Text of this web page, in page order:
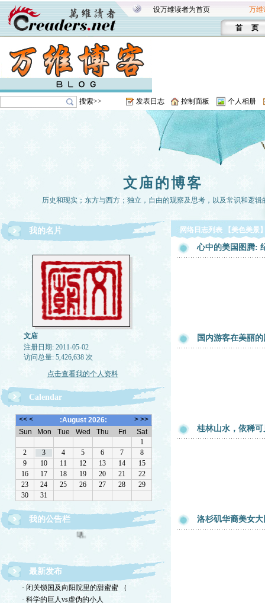
设万维读者为首页 万维
首 页
搜索>> 发表日志 控制面板 个人相册
文庙的博客
历史和现实；东方与西方；独立，自由的观察及思考，以及常识和逻辑
我的名片
文庙
注册日期: 2011-05-02
访问总量: 5,426,638 次
点击查看我的个人资料
Calendar
我的公告栏
欢迎转载，但请注明来源。理性讨论，拒绝一切脏
最新发布
· 闭关锁国及向阳院里的甜蜜蜜 （
· 科学的巨人vs虚伪的小人
网络日志列表 【美色美景
心中的美国图腾:
国内游客在美丽
桂林山水，依稀
洛杉矶华裔美女